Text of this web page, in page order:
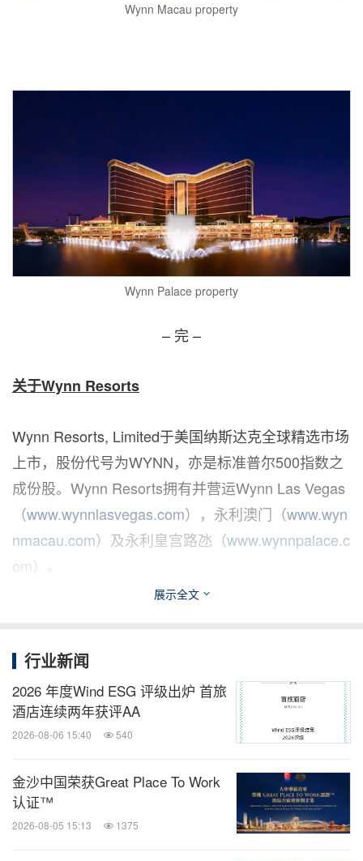
Wynn Macau property
Wynn Palace property
– 完 –
关于Wynn Resorts
Wynn Resorts, Limited于美国纳斯达克全球精选市场
上市，股份代号为WYNN，亦是标准普尔500指数之
成份股。Wynn Resorts拥有并营运Wynn Las Vegas
（www.wynnlasvegas.com），永利澳门（www.wyn
nmacau.com）及永利皇宫路氹（www.wynnpalace.c
om）。
敞的客房、套房及度假别墅、占地约192,000平方尺
的娱乐场、22间由名厨主理的餐厅及11间酒吧、两所
得奖的水疗中心、占地约290,000平方尺的会议场
所、占地约106,000平方尺的零售区及三间夜总会，
一间海滩俱乐部以及娱乐休闲设施。Wynn Las
Vegas最近为永利广场（Wynn Plaza）揭幕，这项面
向拉斯维加斯大道的扩建项目汇聚一系列世界知名的
展示全文
行业新闻
2026 年度Wind ESG 评级出炉 首旅
酒店连续两年获评AA
2026-08-06 15:40 540
金沙中国荣获Great Place To Work
认证™
2026-08-05 15:13 1375